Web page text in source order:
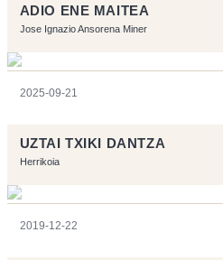
ADIO ENE MAITEA
Jose Ignazio Ansorena Miner
2025-09-21
UZTAI TXIKI DANTZA
Herrikoia
2019-12-22